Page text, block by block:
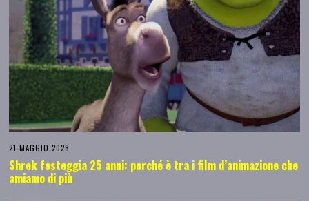
21 MAGGIO 2026
Shrek festeggia 25 anni: perché è tra i film d’animazione che
amiamo di più